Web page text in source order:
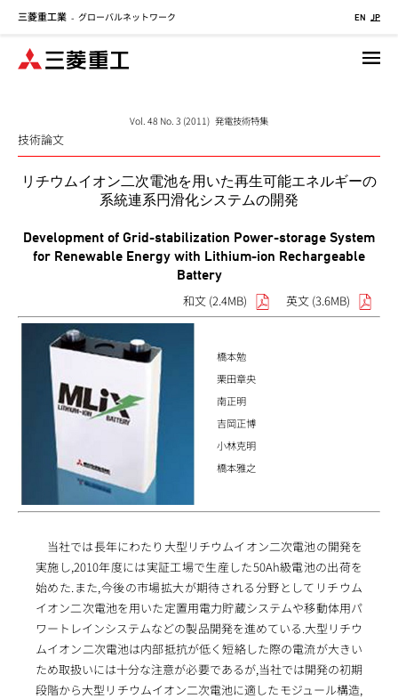
三菱重工業 - グローバルネットワーク EN JP
Vol. 48 No. 3 (2011) 発電技術特集
技術論文
リチウムイオン二次電池を用いた再生可能エネルギーの
系統連系円滑化システムの開発
Development of Grid-stabilization Power-storage System
for Renewable Energy with Lithium-ion Rechargeable
Battery
和文 (2.4MB)
英文 (3.6MB)
橋本勉
栗田章央
南正明
吉岡正博
小林克明
橋本雅之
当社では長年にわたり大型リチウムイオン二次電池の開発を
実施し,2010年度には実証工場で生産した50Ah級電池の出荷を
始めた.また,今後の市場拡大が期待される分野としてリチウム
イオン二次電池を用いた定置用電力貯蔵システムや移動体用パ
ワートレインシステムなどの製品開発を進めている.大型リチウ
ムイオン二次電池は内部抵抗が低く短絡した際の電流が大きい
ため取扱いには十分な注意が必要であるが,当社では開発の初期
段階から大型リチウムイオン二次電池に適したモジュール構造,